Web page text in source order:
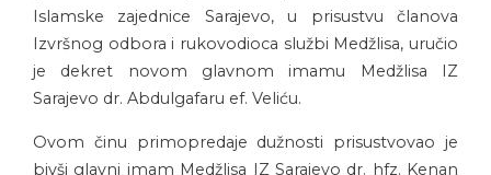
Islamske zajednice Sarajevo, u prisustvu članova
Izvršnog odbora i rukovodioca službi Medžlisa, uručio
je dekret novom glavnom imamu Medžlisa IZ
Sarajevo dr. Abdulgafaru ef. Veliću.
Ovom činu primopredaje dužnosti prisustvovao je
bivši glavni imam Medžlisa IZ Sarajevo dr. hfz. Kenan